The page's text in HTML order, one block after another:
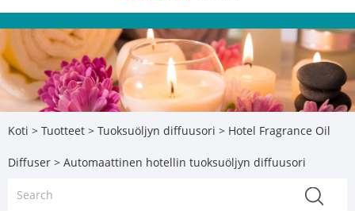
Koti > Tuotteet > Tuoksuöljyn diffuusori > Hotel Fragrance Oil
Diffuser > Automaattinen hotellin tuoksuöljyn diffuusori